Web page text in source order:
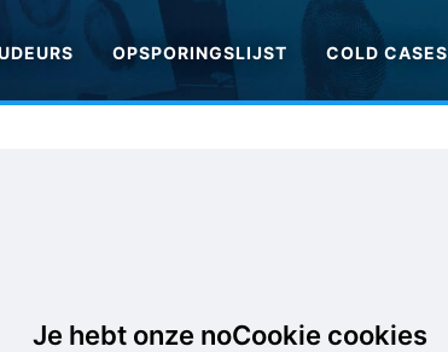
OPSPORINGSLIJST COLD CASES
Je hebt onze noCookie cookies